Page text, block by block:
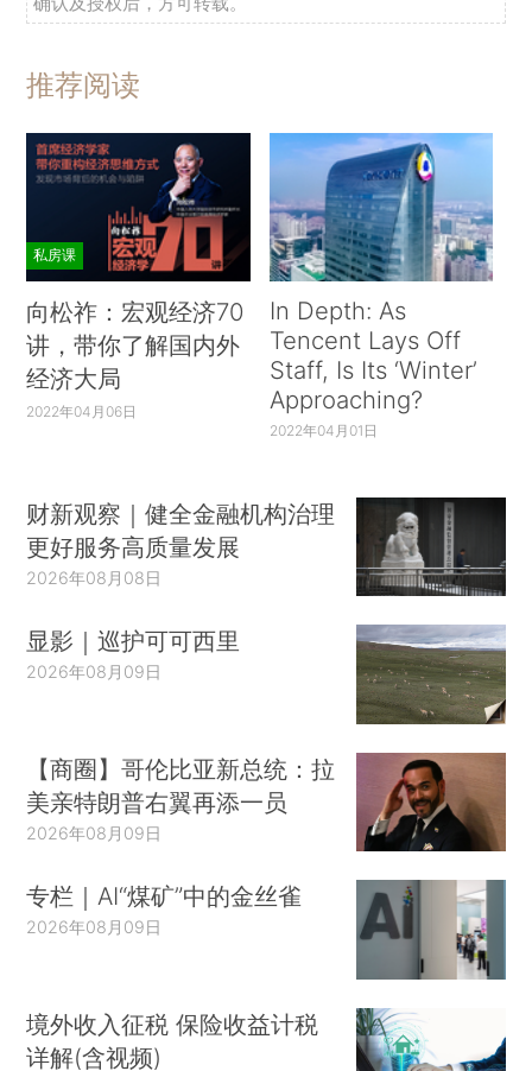
推荐阅读
私房课
向松祚：宏观经济70
讲，带你了解国内外
经济大局
2022年04月06日
In Depth: As
Tencent Lays Off
Staff, Is Its ‘Winter’
Approaching?
2022年04月01日
财新观察｜健全金融机构治理
更好服务高质量发展
2026年08月08日
显影｜巡护可可西里
2026年08月09日
【商圈】哥伦比亚新总统：拉
美亲特朗普右翼再添一员
2026年08月09日
专栏｜AI“煤矿”中的金丝雀
2026年08月09日
境外收入征税 保险收益计税
详解(含视频)